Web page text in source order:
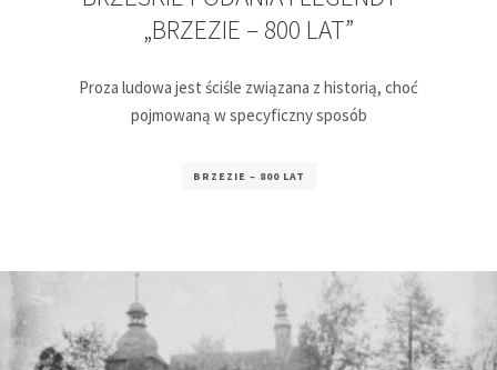
„BRZEZIE – 800 LAT”
Proza ludowa jest ściśle związana z historią, choć
pojmowaną w specyficzny sposób
BRZEZIE – 800 LAT